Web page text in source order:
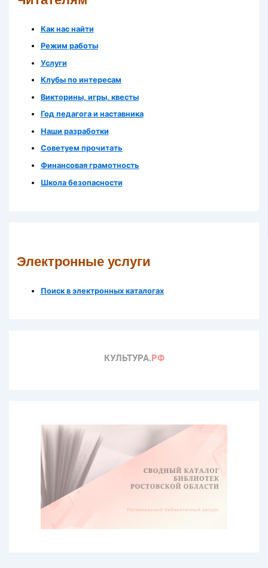
Как нас найти
Режим работы
Услуги
Клубы по интересам
Викторины, игры, квесты
Год педагога и наставника
Наши разработки
Советуем прочитать
Финансовая грамотность
Школа безопасности
Электронные услуги
Поиск в электронных каталогах